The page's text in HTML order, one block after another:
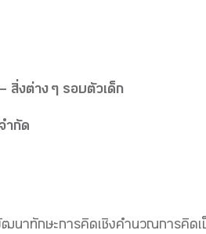
สิ่งต่าง ๆ รอบตัวเด็ก
ำกัด
นาทักษะการคิดเชิงคำนวณการคิดเ